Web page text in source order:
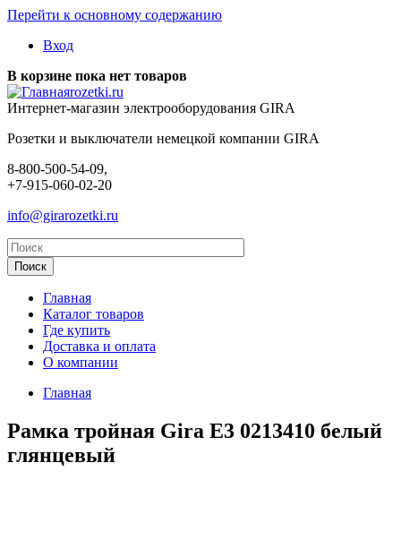
Перейти к основному содержанию
Вход
В корзине пока нет товаров
rozetki.ru
Интернет-магазин электрооборудования GIRA
Розетки и выключатели немецкой компании GIRA
8-800-500-54-09,
+7-915-060-02-20
info@girarozetki.ru
Главная
Каталог товаров
Где купить
Доставка и оплата
О компании
Главная
Рамка тройная Gira E3 0213410 белый
глянцевый